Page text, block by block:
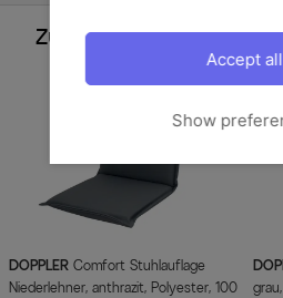
Zubehör
DOPPLER
Niederlehner, anthrazit, Polyester, 100
Show
Accept all